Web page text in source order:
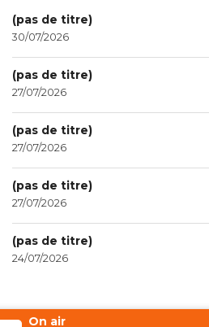
(pas de titre)
30/07/2026
(pas de titre)
27/07/2026
(pas de titre)
27/07/2026
(pas de titre)
27/07/2026
(pas de titre)
24/07/2026
On air